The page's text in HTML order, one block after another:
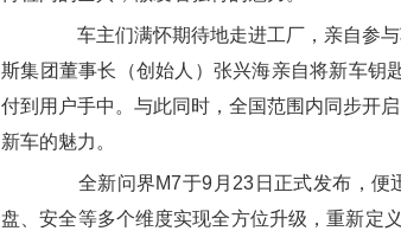
车主们满怀期待地走进工厂，亲自参与
斯集团董事长（创始人）张兴海亲自将新车钥
付到用户手中。与此同时，全国范围内同步开
新车的魅力。
全新问界M7于9月23日正式发布，便
盘、安全等多个维度实现全方位升级，重新定